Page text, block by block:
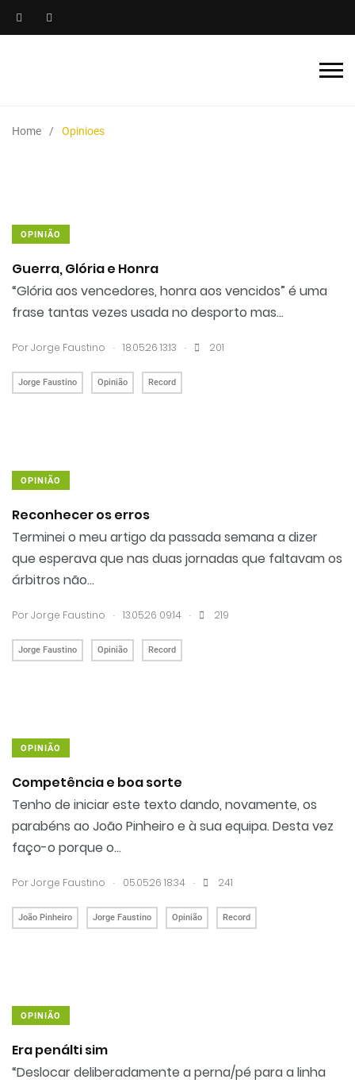
Home Opinioes
OPINIÃO
Guerra, Glória e Honra
“Glória aos vencedores, honra aos vencidos” é uma
frase tantas vezes usada no desporto mas...
PorJorge Faustino . 18.05.26 13:13 . 201
Jorge Faustino Opinião Record
OPINIÃO
Reconhecer os erros
Terminei o meu artigo da passada semana a dizer
que esperava que nas duas jornadas que faltavam os
árbitros não...
PorJorge Faustino . 13.05.26 09:14 . 219
Jorge Faustino Opinião Record
OPINIÃO
Competência e boa sorte
Tenho de iniciar este texto dando, novamente, os
parabéns ao João Pinheiro e à sua equipa. Desta vez
faço-o porque o...
PorJorge Faustino . 05.05.26 18:34 . 241
João Pinheiro Jorge Faustino Opinião Record
OPINIÃO
Era penálti sim
“Deslocar deliberadamente a perna/pé para a linha